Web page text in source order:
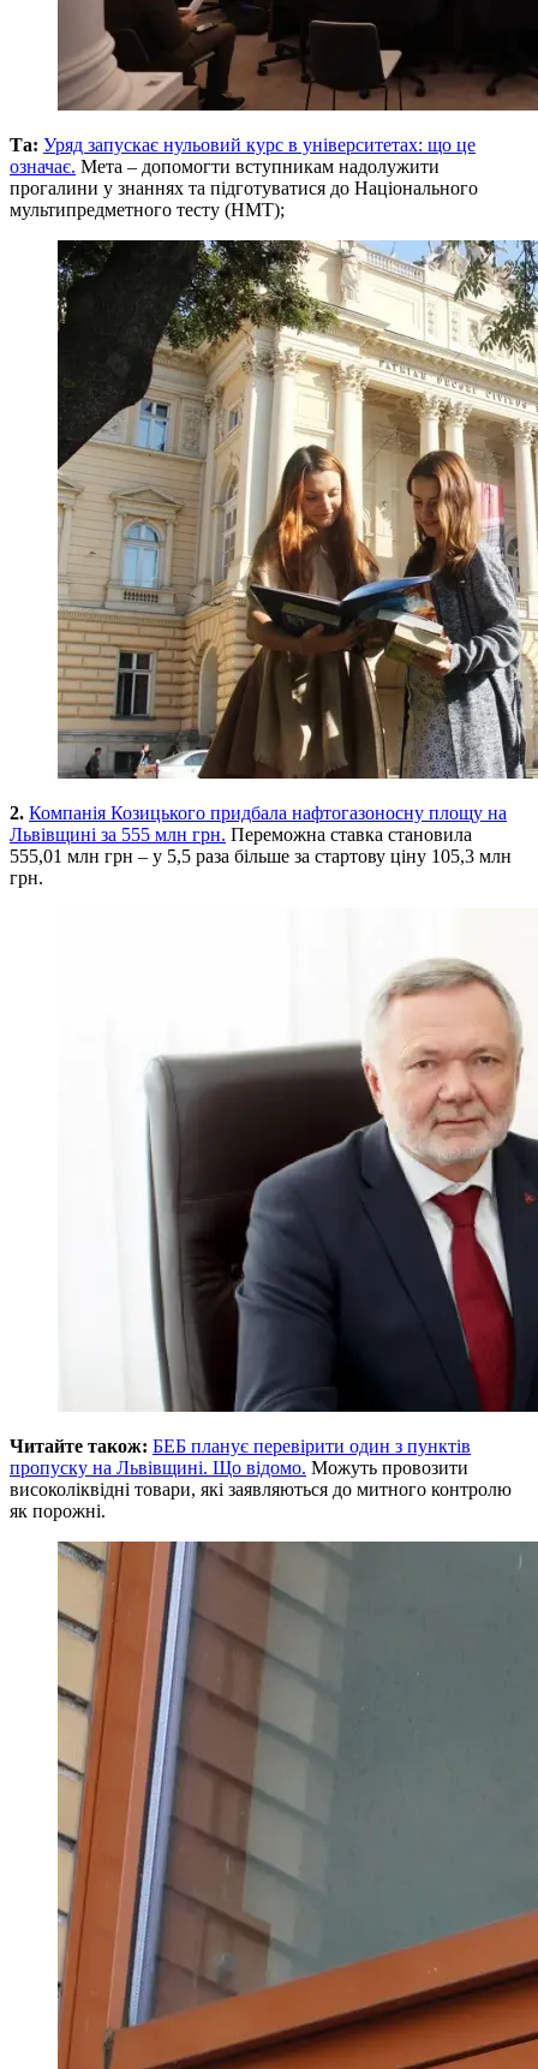
Та: Уряд запускає нульовий курс в університетах: що це
означає. Мета – допомогти вступникам надолужити
прогалини у знаннях та підготуватися до Національного
мультипредметного тесту (НМТ);
2. Компанія Козицького придбала нафтогазоносну площу на
Львівщині за 555 млн грн. Переможна ставка становила
555,01 млн грн – у 5,5 раза більше за стартову ціну 105,3 млн
грн.
Читайте також: БЕБ планує перевірити один з пунктів
пропуску на Львівщині. Що відомо. Можуть провозити
високоліквідні товари, які заявляються до митного контролю
як порожні.